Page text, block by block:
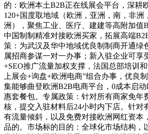
的：欧洲本土B2B正在线展会平台，深耕
120+国度取地域（欧洲，亚洲，南，非洲
洲），聚焦工业、医疗、建建等高附加值
中国制制精准对接欧洲买家，拓展高端
策：为武汉及华中地域优良制制商开通绿
属招商参谋一对一办事；新入驻企业可享
+SEO推广流量加权支撑，法国总部培训
上展会+询盘+欧洲电商”组合办事，优良
集能够曲登欧洲B2B电商平台，0成本启
惠套餐包。专属政策：针对所有商家免年
核，提交入驻材料后24小时内下店。针对
有流量倾斜，以及免费对接欧洲网红资本
品的。市场标的目的：全球化市场结构，